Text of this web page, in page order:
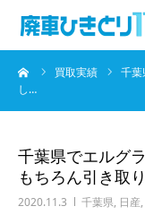
買取実績 千葉
し…
千葉県でエルグ
もちろん引き取
2020.11.3 千葉県, 日産,
廃車･事故車の買
無料査定